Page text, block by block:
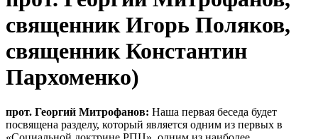
священник Игорь Поляков,
священник Константин
Пархоменко)
прот. Георгий Митрофанов: Наша первая беседа будет
посвящена разделу, который является одним из первых в